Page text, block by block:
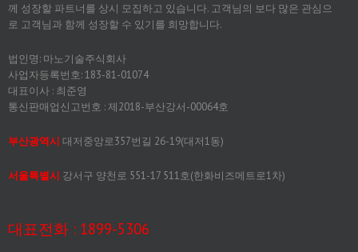
께 성장할 파트너를 상시 모집하고 있습니다. 고객님의 보다 많은 관심으
로 고객님과 함께 성장할 수 있기를 희망합니다.
법인명: 마노기술주식회사
사업자등록번호: 183-81-01074
대표이사 : 최준영
통신판매업신고번호 : 제2018-부산강서-00064호
부산광역시 대저중앙로357번길 26-19(대저1동)
서울특별시 강서구 양천로 551-17 511호(한화비즈메트로1차)
대표전화 : 1899-5306